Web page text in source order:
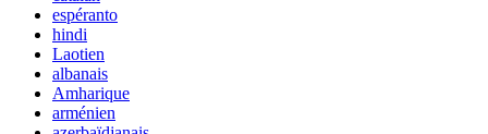
espéranto
hindi
Laotien
albanais
Amharique
arménien